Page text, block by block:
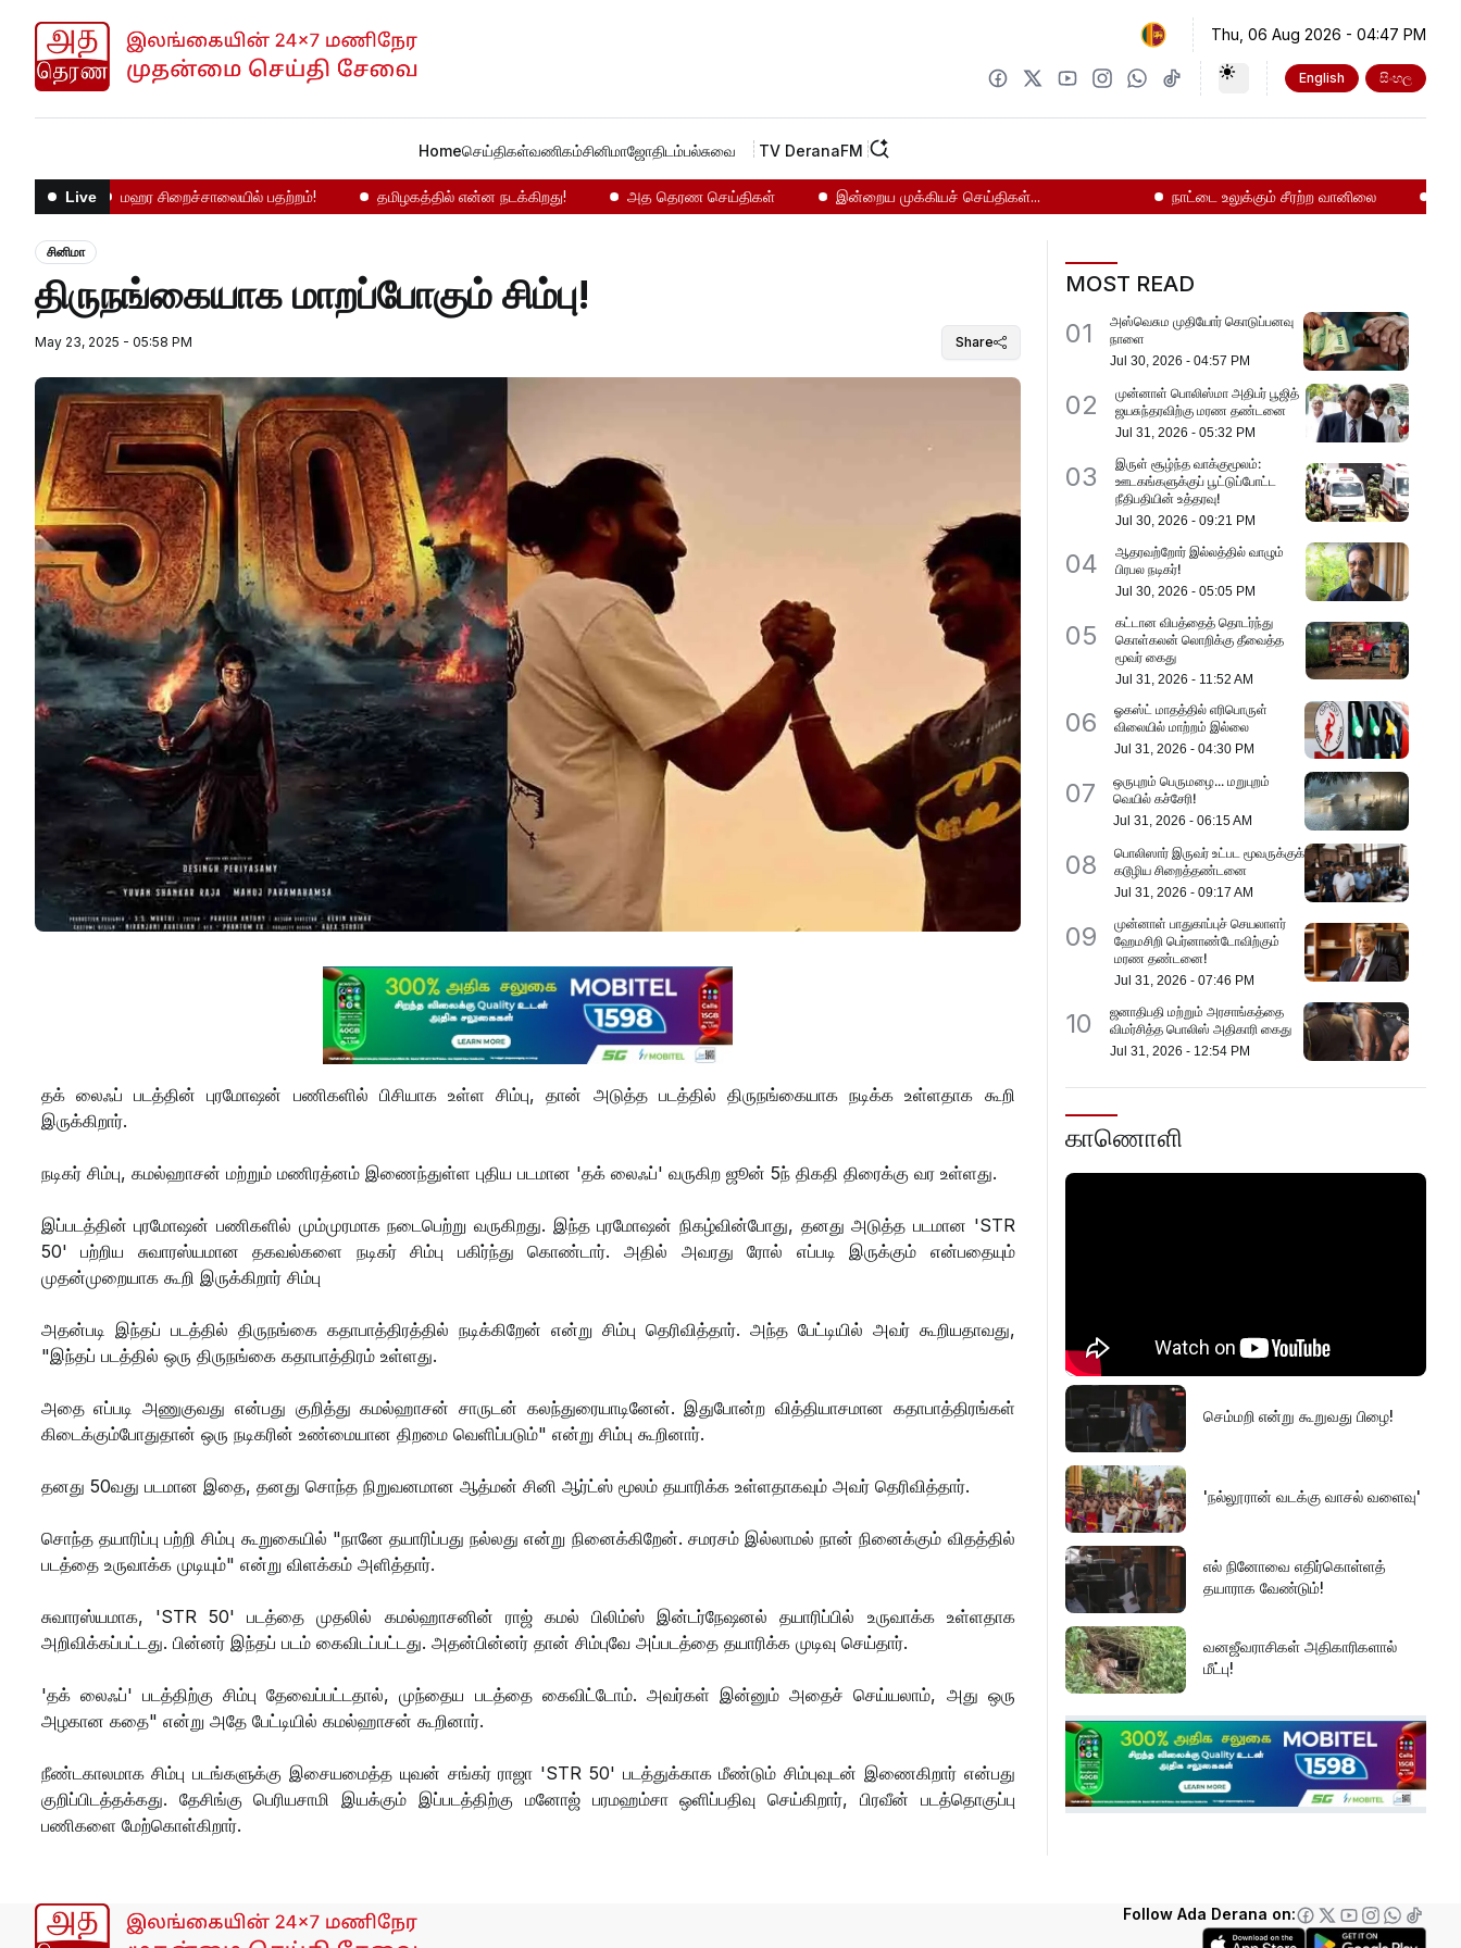
Thu, 06 Aug 2026 - 04:47 PM
English සිංහල
Homeசெய்திகள்வணிகம்சினிமாஜோதிடம்பல்சுவை TV DeranaFM
Liveமஹர சிறைச்சாலையில் பதற்றம்! தமிழகத்தில் என்ன நடக்கிறது! அத தெரண செய்திகள் இன்றைய முக்கியச் செய்திகள்... நாட்டை உலுக்கும் சீரற்ற வானிலை மஹர
சினிமா
திருநங்கையாக மாறப்போகும் சிம்பு!
May 23, 2025 - 05:58 PM Share
தக் லைஃப் படத்தின் புரமோஷன் பணிகளில் பிசியாக உள்ள சிம்பு, தான் அடுத்த படத்தில் திருநங்கையாக நடிக்க உள்ளதாக கூறி
இருக்கிறார்.
நடிகர் சிம்பு, கமல்ஹாசன் மற்றும் மணிரத்னம் இணைந்துள்ள புதிய படமான 'தக் லைஃப்' வருகிற ஜூன் 5ந் திகதி திரைக்கு வர உள்ளது.
இப்படத்தின் புரமோஷன் பணிகளில் மும்முரமாக நடைபெற்று வருகிறது. இந்த புரமோஷன் நிகழ்வின்போது, தனது அடுத்த படமான 'STR
50' பற்றிய சுவாரஸ்யமான தகவல்களை நடிகர் சிம்பு பகிர்ந்து கொண்டார். அதில் அவரது ரோல் எப்படி இருக்கும் என்பதையும்
முதன்முறையாக கூறி இருக்கிறார் சிம்பு
அதன்படி இந்தப் படத்தில் திருநங்கை கதாபாத்திரத்தில் நடிக்கிறேன் என்று சிம்பு தெரிவித்தார். அந்த பேட்டியில் அவர் கூறியதாவது,
"இந்தப் படத்தில் ஒரு திருநங்கை கதாபாத்திரம் உள்ளது.
அதை எப்படி அணுகுவது என்பது குறித்து கமல்ஹாசன் சாருடன் கலந்துரையாடினேன். இதுபோன்ற வித்தியாசமான கதாபாத்திரங்கள்
கிடைக்கும்போதுதான் ஒரு நடிகரின் உண்மையான திறமை வெளிப்படும்" என்று சிம்பு கூறினார்.
தனது 50வது படமான இதை, தனது சொந்த நிறுவனமான ஆத்மன் சினி ஆர்ட்ஸ் மூலம் தயாரிக்க உள்ளதாகவும் அவர் தெரிவித்தார்.
சொந்த தயாரிப்பு பற்றி சிம்பு கூறுகையில் "நானே தயாரிப்பது நல்லது என்று நினைக்கிறேன். சமரசம் இல்லாமல் நான் நினைக்கும் விதத்தில்
படத்தை உருவாக்க முடியும்" என்று விளக்கம் அளித்தார்.
சுவாரஸ்யமாக, 'STR 50' படத்தை முதலில் கமல்ஹாசனின் ராஜ் கமல் பிலிம்ஸ் இன்டர்நேஷனல் தயாரிப்பில் உருவாக்க உள்ளதாக
அறிவிக்கப்பட்டது. பின்னர் இந்தப் படம் கைவிடப்பட்டது. அதன்பின்னர் தான் சிம்புவே அப்படத்தை தயாரிக்க முடிவு செய்தார்.
'தக் லைஃப்' படத்திற்கு சிம்பு தேவைப்பட்டதால், முந்தைய படத்தை கைவிட்டோம். அவர்கள் இன்னும் அதைச் செய்யலாம், அது ஒரு
அழகான கதை" என்று அதே பேட்டியில் கமல்ஹாசன் கூறினார்.
நீண்டகாலமாக சிம்பு படங்களுக்கு இசையமைத்த யுவன் சங்கர் ராஜா 'STR 50' படத்துக்காக மீண்டும் சிம்புவுடன் இணைகிறார் என்பது
குறிப்பிடத்தக்கது. தேசிங்கு பெரியசாமி இயக்கும் இப்படத்திற்கு மனோஜ் பரமஹம்சா ஒளிப்பதிவு செய்கிறார், பிரவீன் படத்தொகுப்பு
பணிகளை மேற்கொள்கிறார்.
MOST READ
01
அஸ்வெசும முதியோர் கொடுப்பனவு
நாளை
Jul 30, 2026 -04:57 PM
02
முன்னாள் பொலிஸ்மா அதிபர் பூஜித்
ஜயசுந்தரவிற்கு மரண தண்டனை
Jul 31, 2026 -05:32 PM
03
இருள் சூழ்ந்த வாக்குமூலம்:
ஊடகங்களுக்குப் பூட்டுப்போட்ட
நீதிபதியின் உத்தரவு!
Jul 30, 2026 -09:21 PM
04
ஆதரவற்றோர் இல்லத்தில் வாழும்
பிரபல நடிகர்!
Jul 30, 2026 -05:05 PM
05
கட்டான விபத்தைத் தொடர்ந்து
கொள்கலன் லொறிக்கு தீவைத்த
மூவர் கைது
Jul 31, 2026 - 11:52 AM
06
ஓகஸ்ட் மாதத்தில் எரிபொருள்
விலையில் மாற்றம் இல்லை
Jul 31, 2026 -04:30 PM
07
ஒருபுறம் பெருமழை... மறுபுறம்
வெயில் கச்சேரி!
Jul 31, 2026 -06:15 AM
08
பொலிஸார் இருவர் உட்பட மூவருக்குக்
கடூழிய சிறைத்தண்டனை
Jul 31, 2026 -09:17 AM
09
முன்னாள் பாதுகாப்புச் செயலாளர்
ஹேமசிறி பெர்னாண்டோவிற்கும்
மரண தண்டனை!
Jul 31, 2026 -07:46 PM
10
ஜனாதிபதி மற்றும் அரசாங்கத்தை
விமர்சித்த பொலிஸ் அதிகாரி கைது
Jul 31, 2026 - 12:54 PM
காணொளி
செம்மறி என்று கூறுவது பிழை!
'நல்லூரான் வடக்கு வாசல் வளைவு'
எல் நினோவை எதிர்கொள்ளத்
தயாராக வேண்டும்!
வனஜீவராசிகள் அதிகாரிகளால்
மீட்பு!
செம்மணியின் ஆதாரங்களைப்
பாதுகாக்க வேண்டும்!
அரசின் நடவடிக்கை தான் என்ன?
Follow Ada Derana on: